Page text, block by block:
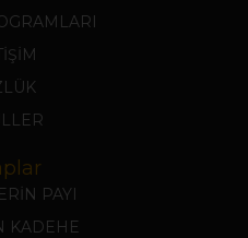
PAYI
KADEHE